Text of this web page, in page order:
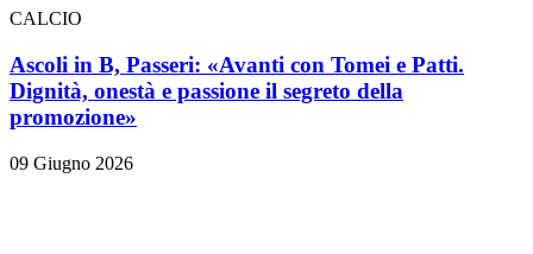
CALCIO
Ascoli in B, Passeri: «Avanti con Tomei e Patti.
Dignità, onestà e passione il segreto della
promozione»
09 Giugno 2026